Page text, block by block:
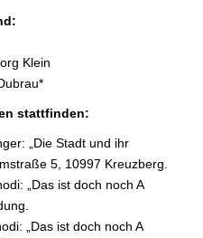
Klein
stattfinden:
„Die Stadt und ihr
5, 10997 Kreuzberg.
„Das ist doch noch A
„Das ist doch noch A